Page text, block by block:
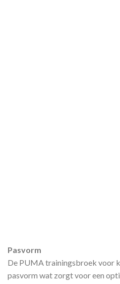
Pasvorm
De PUMA trainingsbroek voor
pasvorm wat zorgt voor een